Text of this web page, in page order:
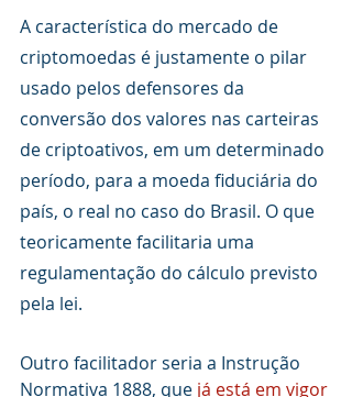
A característica do mercado de
criptomoedas é justamente o pilar
usado pelos defensores da
conversão dos valores nas carteiras
de criptoativos, em um determinado
período, para a moeda fiduciária do
país, o real no caso do Brasil. O que
teoricamente facilitaria uma
regulamentação do cálculo previsto
pela lei.
Outro facilitador seria a Instrução
Normativa 1888, que já está em vigor